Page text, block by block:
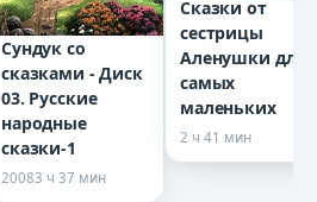
Сундук со
сказками - Диск
03. Русские
народные
сказки-1
20083 ч 37 мин
Сказки от
сестрицы
Аленушки для
самых
маленьких
2 ч 41 мин